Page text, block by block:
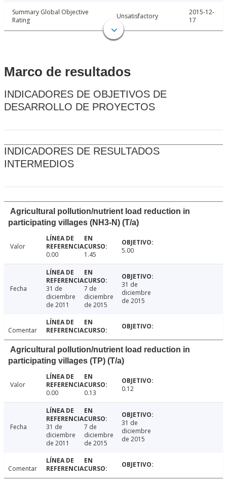
Summary Global Objective
Rating
Unsatisfactory
2015-12-
17
Marco de resultados
INDICADORES DE OBJETIVOS DE
DESARROLLO DE PROYECTOS
INDICADORES DE RESULTADOS
INTERMEDIOS
Agricultural pollution/nutrient load reduction in
participating villages (NH3-N) (T/a)
Valor
0.00
1.45 5.00
Fecha
31 de
diciembre
de 2011
7 de
diciembre
de 2015
31 de
diciembre
de 2015
Comentar
Agricultural pollution/nutrient load reduction in
participating villages (TP) (T/a)
Valor
0.00
0.13 0.12
Fecha
31 de
diciembre
de 2011
7 de
diciembre
de 2015
31 de
diciembre
de 2015
Comentar